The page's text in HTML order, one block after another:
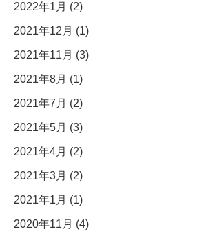
2022年1月 (2)
2021年12月 (1)
2021年11月 (3)
2021年8月 (1)
2021年7月 (2)
2021年5月 (3)
2021年4月 (2)
2021年3月 (2)
2021年1月 (1)
2020年11月 (4)